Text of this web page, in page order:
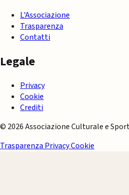
L'Associazione
Trasparenza
Contatti
Legale
Privacy
Cookie
Crediti
© 2026 Associazione Culturale e
TrasparenzaPrivacyCookie